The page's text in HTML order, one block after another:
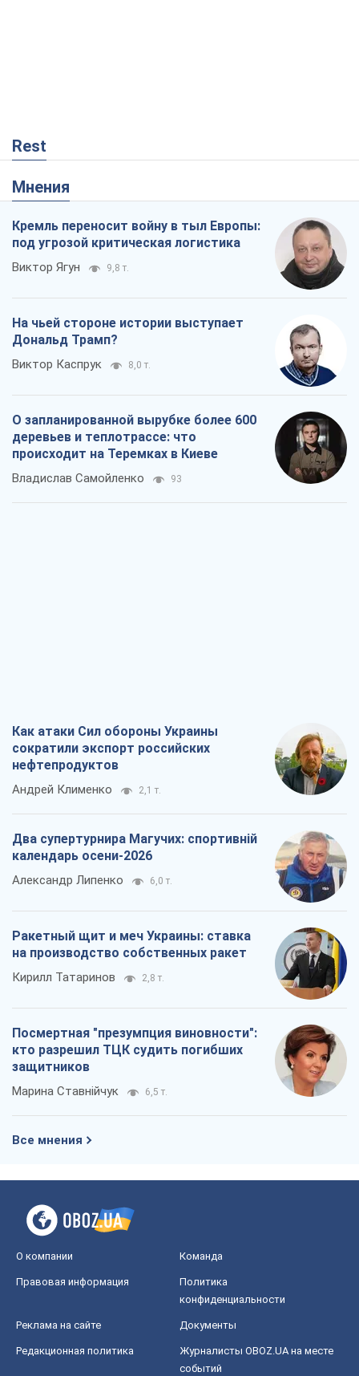
Rest
Мнения
Кремль переносит войну в тыл Европы:
под угрозой критическая логистика
Виктор Ягун 9,8 т.
На чьей стороне истории выступает
Дональд Трамп?
Виктор Каспрук 8,0 т.
О запланированной вырубке более 600
деревьев и теплотрассе: что
происходит на Теремках в Киеве
Владислав Самойленко 93
Как атаки Сил обороны Украины
сократили экспорт российских
нефтепродуктов
Андрей Клименко 2,1 т.
Два супертурнира Магучих: спортивній
календарь осени-2026
Александр Липенко 6,0 т.
Ракетный щит и меч Украины: ставка
на производство собственных ракет
Кирилл Татаринов 2,8 т.
Посмертная "презумпция виновности":
кто разрешил ТЦК судить погибших
защитников
Марина Ставнійчук 6,5 т.
Все мнения
О компании Команда
Правовая информация
Политика
конфиденциальности
Реклама на сайте Документы
Редакционная политика
Журналисты OBOZ.UA на месте
событий